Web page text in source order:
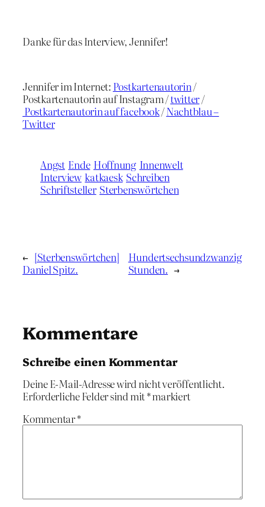
Danke für das Interview, Jennifer!
Jennifer im Internet: Postkartenautorin/
Postkartenautorin auf Instagram /twitter/
Postkartenautorin auf facebook/Nachtblau –
Twitter
Angst Ende Hoffnung Innenwelt
Interview katkaesk Schreiben
Schriftsteller Sterbenswörtchen
← [Sterbenswörtchen]
Daniel Spitz.
Hundertsechsundzwanzig
Stunden. →
Kommentare
Schreibe einen Kommentar
Deine E-Mail-Adresse wird nicht veröffentlicht.
Erforderliche Felder sind mit*markiert
Kommentar*